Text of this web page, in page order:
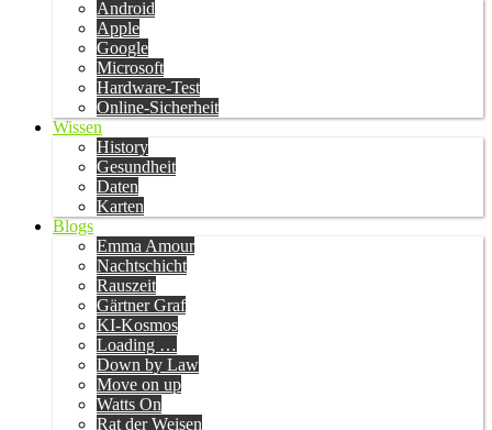
Android
Apple
Google
Microsoft
Hardware-Test
Online-Sicherheit
Wissen
History
Gesundheit
Daten
Karten
Blogs
Emma Amour
Nachtschicht
Rauszeit
Gärtner Graf
KI-Kosmos
Loading …
Down by Law
Move on up
Watts On
Rat der Weisen